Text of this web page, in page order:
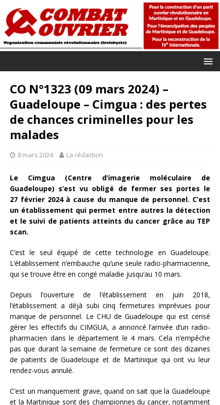
CO N°1323 (09 mars 2024) –
Guadeloupe – Cimgua : des pertes
de chances criminelles pour les
malades
8 mars 2024 La rédaction
Le Cimgua (Centre d’imagerie moléculaire de
Guadeloupe) s’est vu obligé de fermer ses portes le
27 février 2024 à cause du manque de personnel. C’est
un établissement qui permet entre autres la détection
et le suivi de patients atteints du cancer grâce au TEP
scan.
C’est le seul équipé de cette technologie en Guadeloupe.
L’établissement n’embauche qu’une seule radio-pharmacienne,
qui se trouve être en congé maladie jusqu’au 10 mars.
Depuis l’ouverture de l’établissement en juin 2018,
l’établissement a déjà subi cinq fermetures imprévues pour
manque de personnel. Le CHU de Guadeloupe qui est censé
gérer les effectifs du CIMGUA, a annoncé l’arrivée d’un radio-
pharmacien dans le département le 4 mars. Cela n’empêche
pas que durant la semaine de fermeture ce sont des dizaines
de patients de Guadeloupe et de Martinique qui ont vu leur
rendez-vous annulé.
C’est un manquement grave, quand on sait que la Guadeloupe
et la Martinique sont des championnes du cancer, notamment